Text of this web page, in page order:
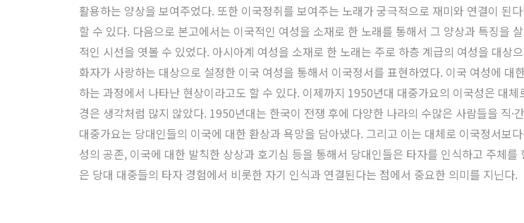
활용하는 양상을 보여주었다. 또한 이국정취를 보여주는 노래가 궁극적으로 재미와 연결이 된
할 수 있다. 다음으로 본고에서는 이국적인 여성을 소재로 한 노래를 통해서 그 양상과 특징을
적인 시선을 엿볼 수 있었다. 아시아계 여성을 소재로 한 노래는 주로 하층 계급의 여성을 대
화자가 사랑하는 대상으로 설정한 이국 여성을 통해서 이국정서를 표현하였다. 이국 여성에
하는 과정에서 나타난 현상이라고도 할 수 있다. 이제까지 1950년대 대중가요의 이국성은 대
경은 생각처럼 많지 않았다. 1950년대는 한국이 전쟁 후에 다양한 나라의 수많은 사람들을 직
대중가요는 당대인들의 이국에 대한 환상과 욕망을 담아냈다. 그리고 이는 대체로 이국정서보
성의 공존, 이국에 대한 발칙한 상상과 호기심 등을 통해서 당대인들은 타자를 인식하고 주체
은 당대 대중들의 타자 경험에서 비롯한 자기 인식과 연결된다는 점에서 중요한 의미를 지닌다.